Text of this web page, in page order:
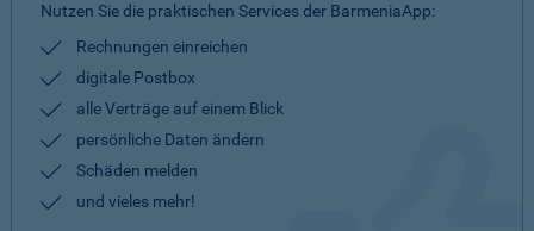
Nutzen Sie die praktischen Services der BarmeniaApp:
Rechnungen einreichen
digitale Postbox
alle Verträge auf einem Blick
persönliche Daten ändern
Schäden melden
und vieles mehr!